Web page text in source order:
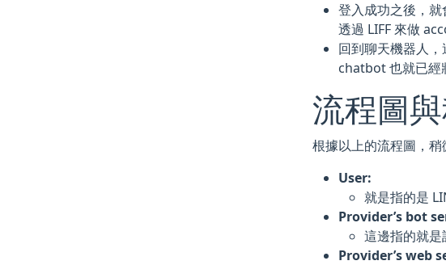
登入成功之後，
透過 LIFF 來做
回到聊天機器人
chatbot 也就已經
流程圖
根據以上的流程圖，稍
User:
就是指的是
Provider’s bot
這邊指的就是
Provider’s web